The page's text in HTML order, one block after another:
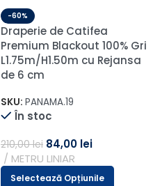
-60%
Draperie de Catifea
Premium Blackout 100% Gri
L1.75m/H1.50m cu Rejansa
de 6 cm
SKU: PANAMA.19
În stoc
210,00lei 84,00 lei
METRU LINIAR
Selectează Opțiunile